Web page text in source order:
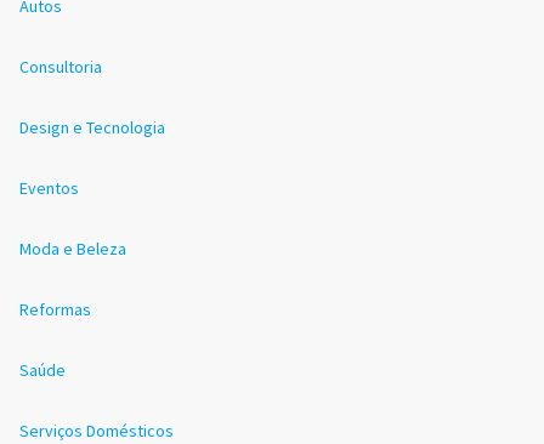
Autos
Consultoria
Design e Tecnologia
Eventos
Moda e Beleza
Reformas
Saúde
Serviços Domésticos